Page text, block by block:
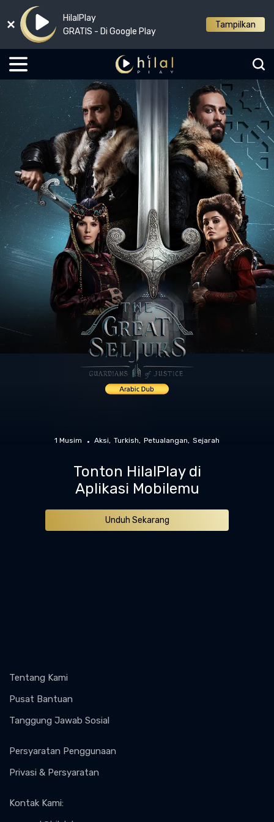
HilalPlay
GRATIS - Di Google Play
Tampilkan
1 Musim Aksi Turkish Petualangan Sejarah
Tonton HilalPlay di
Aplikasi Mobilemu
Unduh Sekarang
Tentang Kami
Pusat Bantuan
Tanggung Jawab Sosial
Persyaratan Penggunaan
Privasi & Persyaratan
Kontak Kami: